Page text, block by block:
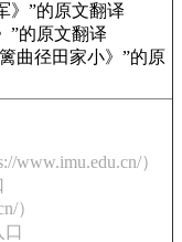
”的原文翻译
的原文翻译
曲径田家小》”的原
www.imu.edu.cn/）
）